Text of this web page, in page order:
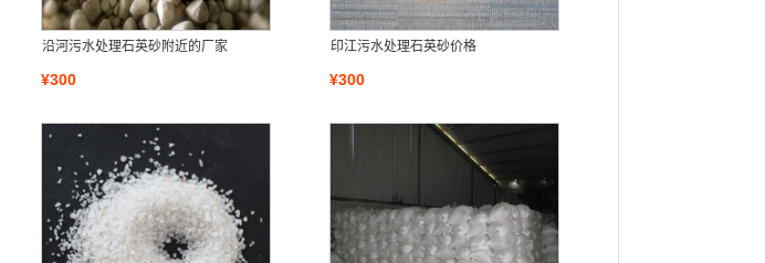
沿河污水处理石英砂附近的厂家
¥300
印江污水处理石英砂价格
¥300